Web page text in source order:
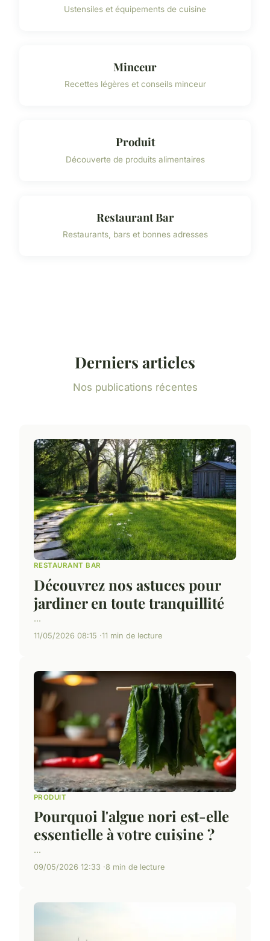
Ustensiles et équipements de cuisine
Minceur
Recettes légères et conseils minceur
Produit
Découverte de produits alimentaires
Restaurant Bar
Restaurants, bars et bonnes adresses
Derniers articles
Nos publications récentes
RESTAURANT BAR
Découvrez nos astuces pour
jardiner en toute tranquillité
...
11/05/2026 08:15 11 min de lecture
PRODUIT
Pourquoi l'algue nori est-elle
essentielle à votre cuisine ?
...
09/05/2026 12:33 8 min de lecture